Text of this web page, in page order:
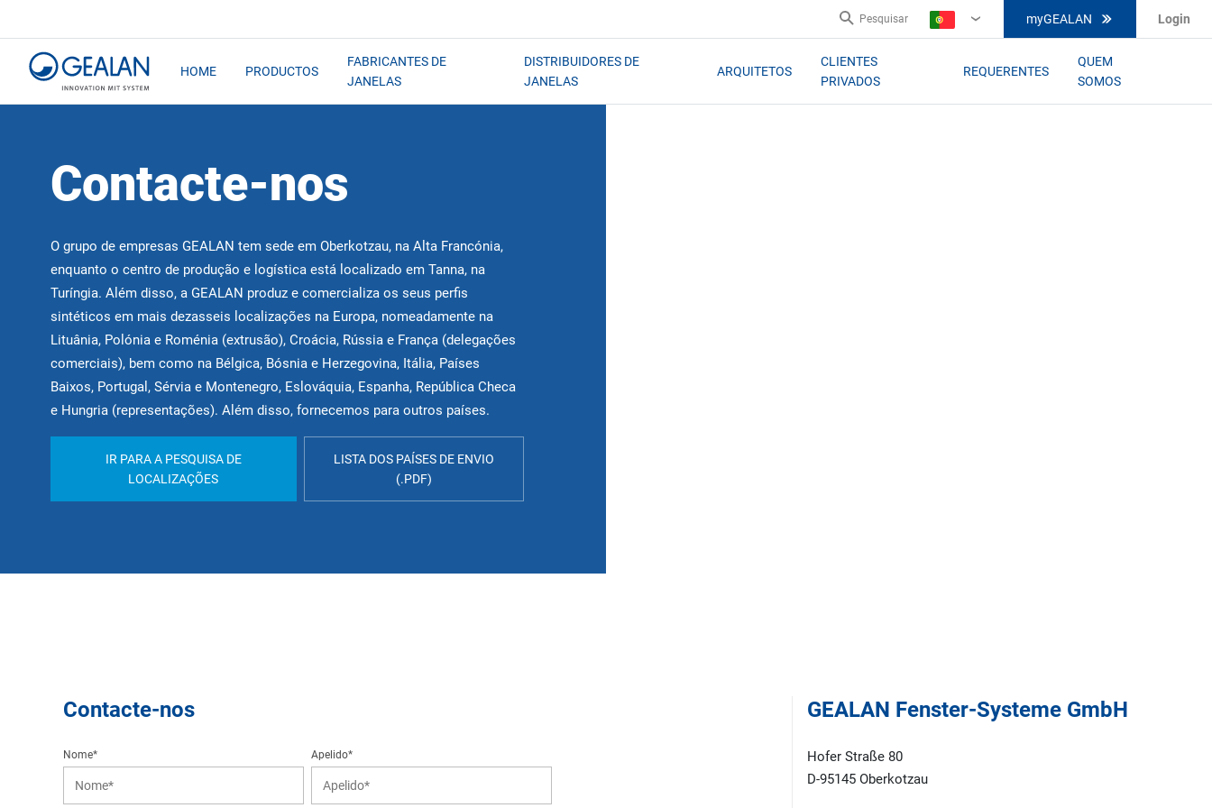
Pesquisar
PT
myGEALAN Login
HOME PRODUCTOS
FABRICANTES DE
JANELAS
DISTRIBUIDORES DE
JANELAS
ARQUITETOS
CLIENTES
PRIVADOS
REQUERENTES
QUEM
SOMOS
Contacte-nos
O grupo de empresas GEALAN tem sede em Oberkotzau, na Alta Francónia,
enquanto o centro de produção e logística está localizado em Tanna, na
Turíngia. Além disso, a GEALAN produz e comercializa os seus perfis
sintéticos em mais dezasseis localizações na Europa, nomeadamente na
Lituânia, Polónia e Roménia (extrusão), Croácia, Rússia e França (delegações
comerciais), bem como na Bélgica, Bósnia e Herzegovina, Itália, Países
Baixos, Portugal, Sérvia e Montenegro, Eslováquia, Espanha, República Checa
e Hungria (representações). Além disso, fornecemos para outros países.
IR PARA A PESQUISA DE
LOCALIZAÇÕES
LISTA DOS PAÍSES DE ENVIO
(.PDF)
Contacte-nos
Nome* Apelido*
GEALAN Fenster-Systeme GmbH
Hofer Straße 80
D-95145 Oberkotzau